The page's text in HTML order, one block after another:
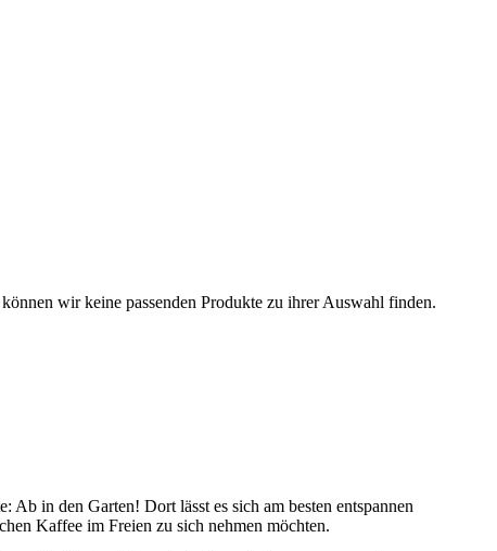
wir keine passenden Produkte zu ihrer Auswahl finden.
in den Garten! Dort lässt es sich am besten entspannen
Kaffee im Freien zu sich nehmen möchten.